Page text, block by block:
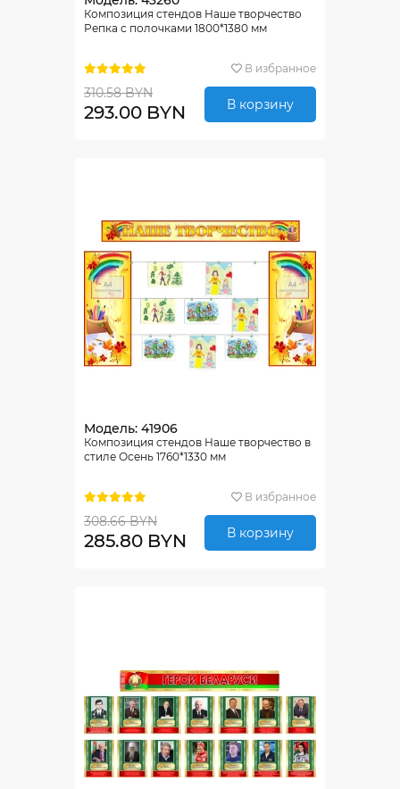
Композиция стендов Наше творчество
Репка с полочками 1800*1380 мм
В избранное
310.58 BYN
293.00 BYN В корзину
Модель: 41906
Композиция стендов Наше творчество в
стиле Осень 1760*1330 мм
В избранное
308.66 BYN
285.80 BYN В корзину